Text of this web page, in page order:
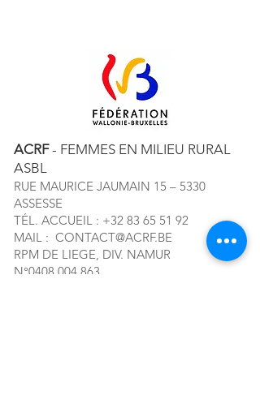
ACRF- FEMMES EN MILIEU RURAL
ASBL
RUE MAURICE JAUMAIN 15 – 5330
ASSESSE
TÉL. ACCUEIL : +32 83 65 51 92
MAIL : CONTACT@ACRF.BE
RPM DE LIEGE, DIV. NAMUR
N°0408.004.863